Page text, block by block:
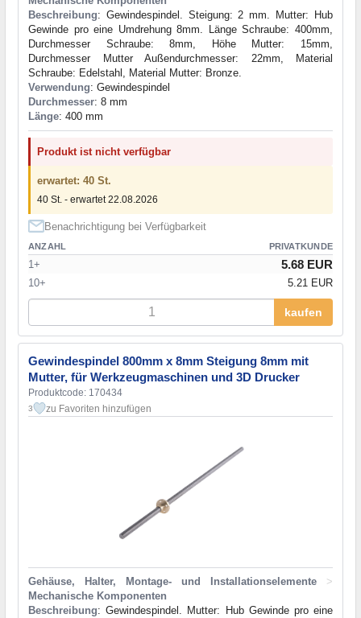
Beschreibung: Gewindespindel. Steigung: 2 mm. Mutter: Hub
Gewinde pro eine Umdrehung 8mm. Länge Schraube: 400mm,
Durchmesser Schraube: 8mm, Höhe Mutter: 15mm,
Durchmesser Mutter Außendurchmesser: 22mm, Material
Schraube: Edelstahl, Material Mutter: Bronze.
Verwendung: Gewindespindel
Durchmesser: 8 mm
Länge: 400 mm
Produkt ist nicht verfügbar
erwartet: 40 St.
40 St. - erwartet 22.08.2026
Benachrichtigung bei Verfügbarkeit
ANZAHL PRIVATKUNDE
1+ 5.68 EUR
10+ 5.21 EUR
kaufen
Gewindespindel 800mm x 8mm Steigung 8mm mit
Mutter, für Werkzeugmaschinen und 3D Drucker
Produktcode: 170434
3 zu Favoriten hinzufügen
Gehäuse, Halter, Montage- und Installationselemente
>
Mechanische Komponenten
Beschreibung: Gewindespindel. Mutter: Hub Gewinde pro eine